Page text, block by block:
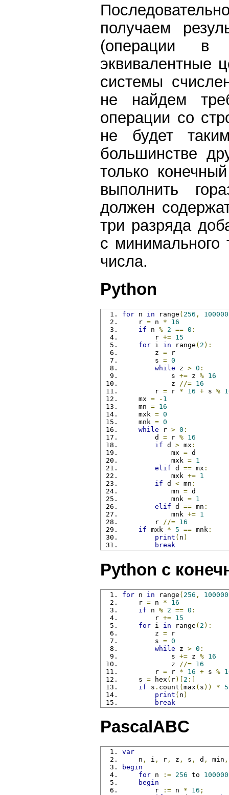
получаем
(операции в
эквивалентные
системы
не найдем
операции со
не будет
большинстве
только
выполнить
должен
три разряда
с минимального
числа.
Python
for n in range ( 256 ,
    r
= n *
16
if n % 2 == 0 :
        r
+= 15
for i in range ( 2 ):
        z
= r
        s
= 0
while z > 0 :
            s
+= z % 16
            z
//= 16
        r
= r * 16 + s %
    mx
= - 1
    mn
= 16
    mxk
= 0
    mnk
= 0
while r > 0 :
        d
= r % 16
if d > mx :
            mx
= d
            mxk
= 1
elif d == mx :
            mxk
+= 1
if d < mn :
            mn
= d
            mnk
= 1
elif d == mn :
            mnk
+= 1
        r
//= 16
if mxk * 5 == mnk :
print ( n )
break
Python с
for n in range ( 256 ,
    r
= n *
16
if n % 2 == 0 :
        r
+= 15
for i in range ( 2 ):
        z
= r
        s
= 0
while z > 0 :
            s
+= z % 16
            z
//= 16
        r
= r * 16 + s %
    s
= hex ( r)[ 2 :]
if s . count (max ( s )) *
5
print ( n )
break
PascalABC
var
    n
, i , r , z , s , d , min ,
begin
for n := 256 to
begin
        r
:= n * 16 ;